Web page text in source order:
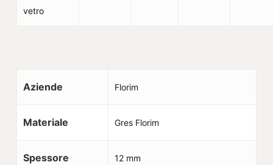
vetro
Aziende Florim
Materiale Gres Florim
Spessore 12 mm